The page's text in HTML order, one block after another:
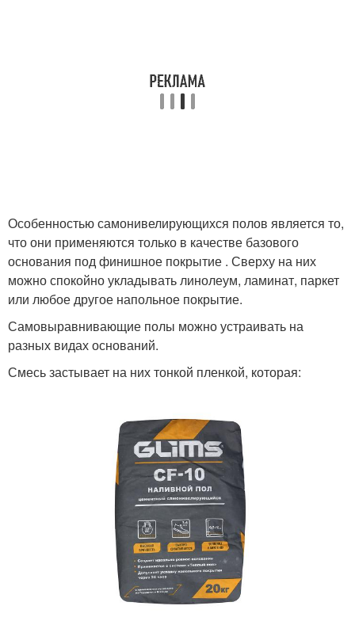
Особенностью самонивелирующихся полов является то,
что они применяются только в качестве базового
основания под финишное покрытие . Сверху на них
можно спокойно укладывать линолеум, ламинат, паркет
или любое другое напольное покрытие.
Самовыравнивающие полы можно устраивать на
разных видах оснований.
Смесь застывает на них тонкой пленкой, которая: